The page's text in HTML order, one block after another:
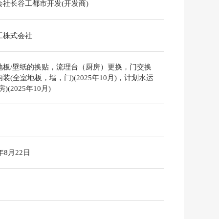
社长谷工都市开发(开发商)
株式会社
板/壁纸的换贴，流理台（厨房）更换，门交换
装(全室地板，墙，门)(2025年10月)，计划水运
)(2025年10月)
8月22日